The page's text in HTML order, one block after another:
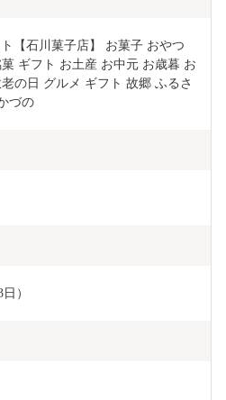
【石川菓子店】 お菓子 おやつ
ギフト お土産 お中元 お歳暮 お
の日 グルメ ギフト 故郷 ふるさ
づの
）